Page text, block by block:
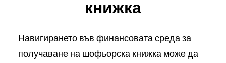
книжка
Навигирането във финансовата среда за
получаване на шофьорска книжка може да